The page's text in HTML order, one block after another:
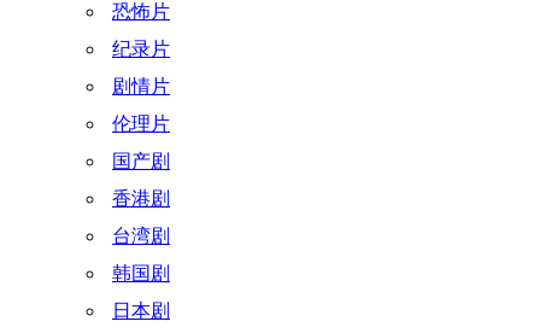
恐怖片
纪录片
剧情片
伦理片
国产剧
香港剧
台湾剧
韩国剧
日本剧